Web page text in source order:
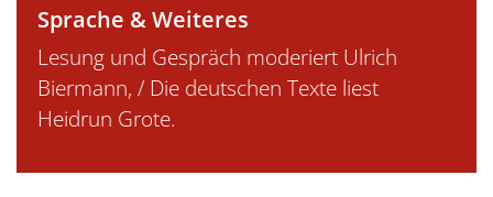
Sprache & Weiteres
Lesung und Gespräch moderiert Ulrich
Biermann, / Die deutschen Texte liest
Heidrun Grote.